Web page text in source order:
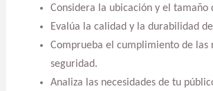
Considera la ubicación y el tamaño
Evalúa la calidad y la durabilidad
Comprueba el cumplimiento de las
seguridad.
Analiza las necesidades de tu